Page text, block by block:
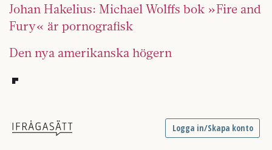
Johan Hakelius: Michael Wolffs bok »Fire and
Fury« är pornografisk
Den nya amerikanska högern